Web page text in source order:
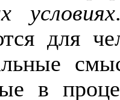
условиях
для
в